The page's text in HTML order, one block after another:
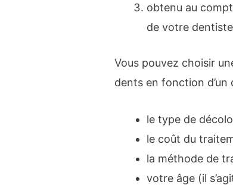
obtenu au
de votre dentiste
Vous pouvez choisir
dents en fonction
le type de
le coût du
la méthode de
votre âge (il